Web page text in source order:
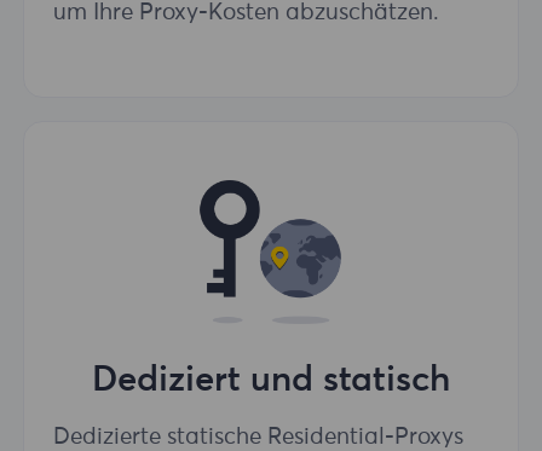
um Ihre Proxy-Kosten abzuschätzen.
Dediziert und statisch
Dedizierte statische Residential-Proxys